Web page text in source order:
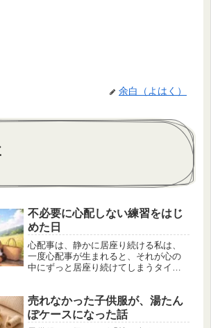
余白（よはく）
不必要に心配しない練習をはじ
めた日
心配事は、静かに居座り続ける私は、
一度心配事が生まれると、それが心の
中にずっと居座り続けてしまうタイプ
隅を占領してしまいます。「今は考え
ても仕方がない」「なるようにしかな
ら...
売れなかった子供服が、湯たん
ぽケースになった話